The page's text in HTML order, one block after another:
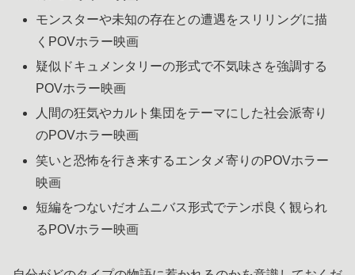
モンスターや未知の存在との遭遇をスリリングに描
くPOVホラー映画
疑似ドキュメンタリーの形式で不気味さを強調する
POVホラー映画
人間の狂気やカルト集団をテーマにした社会派寄り
のPOVホラー映画
笑いと恐怖を行き来するエンタメ寄りのPOVホラー
映画
短編をつないだオムニバス形式でテンポ良く観られ
るPOVホラー映画